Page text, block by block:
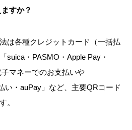
すか？
は各種クレジットカード（一括払
suica・PASMO・Apple Pay・
マネーでのお支払いや
い・auPay」など、主要QRコード
。